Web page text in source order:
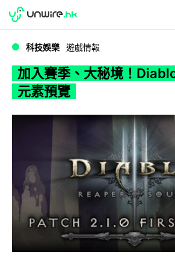
WWDC 2026
科技娛樂 遊戲情報
加入賽季、大秘境！
元素預覽